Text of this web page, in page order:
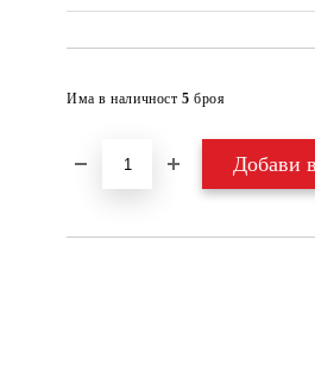
Има в наличност 5 броя